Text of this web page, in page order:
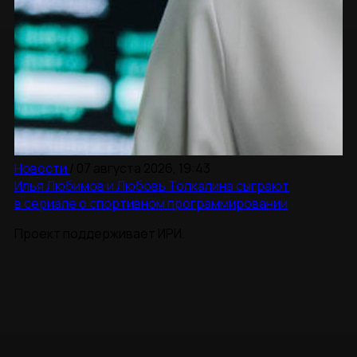
Новости
Илья Любимов и Любовь Толкалина сыграют
в сериале о спортивном программировании